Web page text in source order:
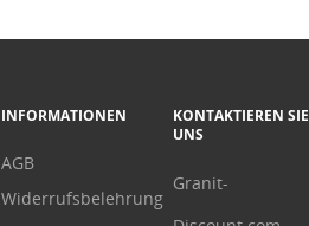
INFORMATIONEN
AGB
Widerrufsbelehrung
KONTAKTIEREN SIE
UNS
Granit-